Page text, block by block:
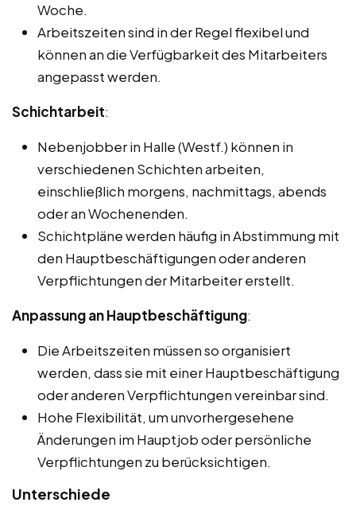
Woche.
Arbeitszeiten sind in der Regel flexibel und
können an die Verfügbarkeit des Mitarbeiters
angepasst werden.
Schichtarbeit:
Nebenjobber in Halle (Westf.) können in
verschiedenen Schichten arbeiten,
einschließlich morgens, nachmittags, abends
oder an Wochenenden.
Schichtpläne werden häufig in Abstimmung mit
den Hauptbeschäftigungen oder anderen
Verpflichtungen der Mitarbeiter erstellt.
Anpassung an Hauptbeschäftigung:
Die Arbeitszeiten müssen so organisiert
werden, dass sie mit einer Hauptbeschäftigung
oder anderen Verpflichtungen vereinbar sind.
Hohe Flexibilität, um unvorhergesehene
Änderungen im Hauptjob oder persönliche
Verpflichtungen zu berücksichtigen.
Unterschiede